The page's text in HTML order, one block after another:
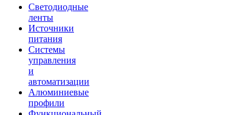
Светодиодные
ленты
Источники
питания
Системы
управления
и
автоматизации
Алюминиевые
профили